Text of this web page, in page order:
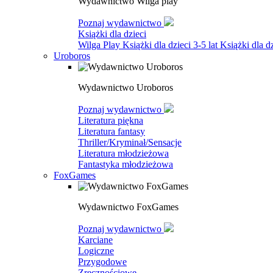
Poznaj wydawnictwo
Książki dla dzieci
Wilga Play Książki dla dzieci 3-5 lat Książki dla
Uroboros
Wydawnictwo Uroboros
Poznaj wydawnictwo
Literatura piękna
Literatura fantasy
Thriller/Kryminał/Sensacje
Literatura młodzieżowa
Fantastyka młodzieżowa
FoxGames
Wydawnictwo FoxGames
Poznaj wydawnictwo
Karciane
Logiczne
Przygodowe